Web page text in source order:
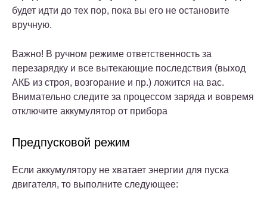
будет идти до тех пор, пока вы его не остановите
вручную.
Важно! В ручном режиме ответственность за
перезарядку и все вытекающие последствия (выход
АКБ из строя, возгорание и пр.) ложится на вас.
Внимательно следите за процессом заряда и вовремя
отключите аккумулятор от прибора
Предпусковой режим
Если аккумулятору не хватает энергии для пуска
двигателя, то выполните следующее: